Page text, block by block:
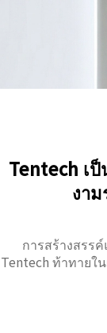
Tentech เ
งา
การสร้างสรร
Tentech ท้าทายใ